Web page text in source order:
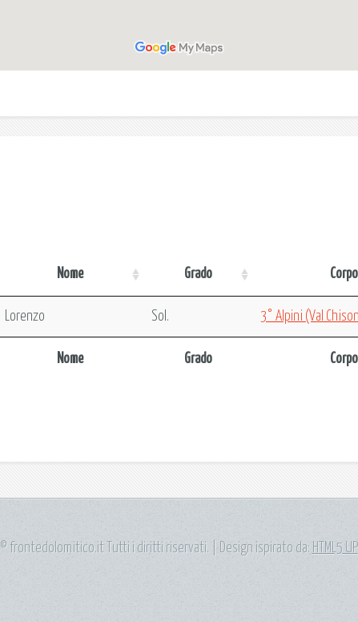
Nome Grado Corpo
Nome Grado Corpo
Lorenzo Sol. 3° Alpini (Val
© frontedolomitico.it Tutti i diritti riservati. | Design ispirato da: HTML5 UP